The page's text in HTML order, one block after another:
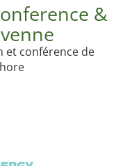
&
et conférence de